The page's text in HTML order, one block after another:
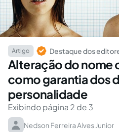
Artigo Destaque dos
Alteração do nome
como garantia dos
personalidade
Exibindo página 2 de 3
Nedson Ferreira Alves Junior